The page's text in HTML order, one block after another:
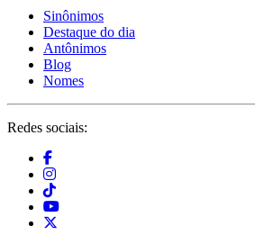
Sinônimos
Destaque do dia
Antônimos
Blog
Nomes
Redes sociais: